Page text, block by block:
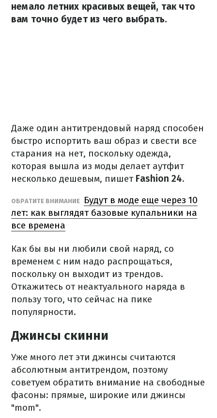
немало летних красивых вещей, так что
вам точно будет из чего выбрать.
Даже один антитрендовый наряд способен
быстро испортить ваш образ и свести все
старания на нет, поскольку одежда,
которая вышла из моды делает аутфит
несколько дешевым, пишет Fashion 24.
ОБРАТИТЕ ВНИМАНИЕ
Будут в моде еще через 10
лет: как выглядят базовые купальники на
все времена
Как бы вы ни любили свой наряд, со
временем с ним надо распрощаться,
поскольку он выходит из трендов.
Откажитесь от неактуального наряда в
пользу того, что сейчас на пике
популярности.
Джинсы скинни
Уже много лет эти джинсы считаются
абсолютным антитрендом, поэтому
советуем обратить внимание на свободные
фасоны: прямые, широкие или джинсы
"mom".